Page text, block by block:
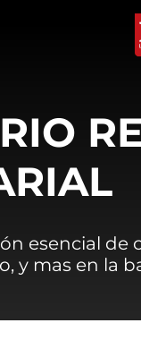
esencial
y mas en la